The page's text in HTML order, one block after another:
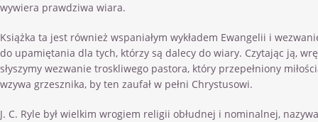
wywiera prawdziwa wiara.
Książka ta jest również wspaniałym wykładem Ewangelii i
do upamiętania dla tych, którzy są dalecy do wiary. Czytając ją,
słyszymy wezwanie troskliwego pastora, który przepełniony
wzywa grzesznika, by ten zaufał w pełni Chrystusowi.
J. C. Ryle był wielkim wrogiem religii obłudnej i nominalnej,